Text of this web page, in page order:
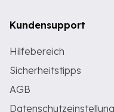
Kundensupport
Hilfebereich
Sicherheitstipps
AGB